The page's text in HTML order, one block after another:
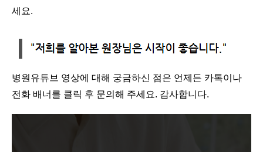
세요.
병원유튜브 영상에 대해 궁금하신 점은 언제든 카톡이나
전화 배너를 클릭 후 문의해 주세요. 감사합니다.